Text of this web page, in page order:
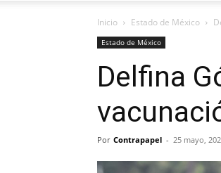
Inicio Estado de México
Estado de México
Delfina
Por Contrapapel - 25 mayo,